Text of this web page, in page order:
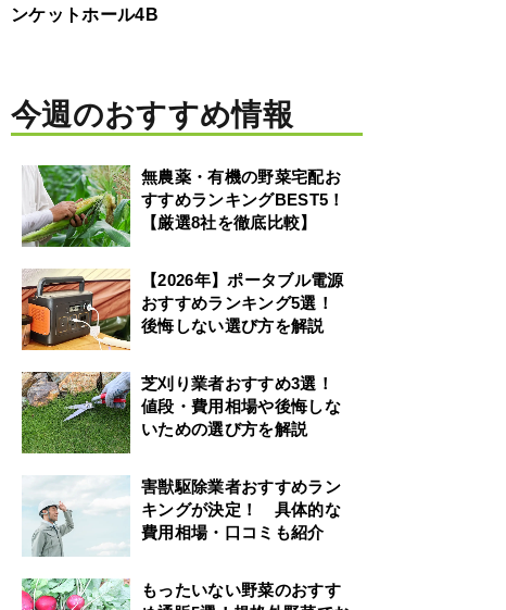
ンケットホール4B
今週のおすすめ情報
無農薬・有機の野菜宅配お
すすめランキングBEST5！
【厳選8社を徹底比較】
【2026年】ポータブル電源
おすすめランキング5選！
後悔しない選び方を解説
芝刈り業者おすすめ3選！
値段・費用相場や後悔しな
いための選び方を解説
害獣駆除業者おすすめラン
キングが決定！ 具体的な
費用相場・口コミも紹介
もったいない野菜のおすす